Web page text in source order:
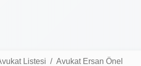
Listesi Avukat Ersan Önel